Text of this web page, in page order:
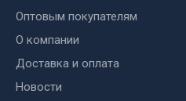
Замки
Лампы паяльные, керосиновые
Оптовым покупателям
О компании
Доставка и оплата
Новости